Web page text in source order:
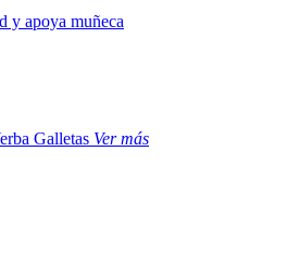
y apoya muñeca
Galletas Ver más